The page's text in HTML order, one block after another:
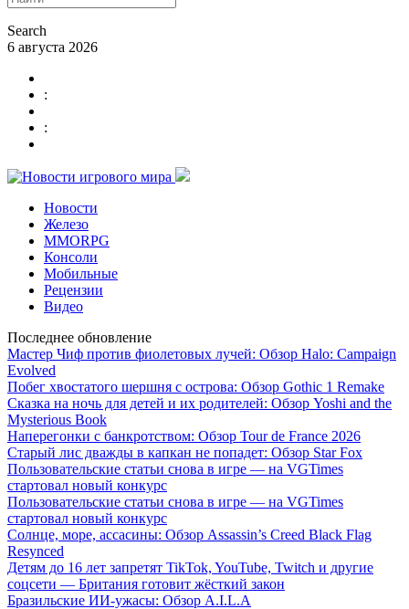
Search
6 августа 2026
:
:
Новости
Железо
MMORPG
Консоли
Мобильные
Рецензии
Видео
Последнее обновление
Мастер Чиф против фиолетовых лучей: Обзор Halo: Campaign
Evolved
Побег хвостатого шершня с острова: Обзор Gothic 1 Remake
Сказка на ночь для детей и их родителей: Обзор Yoshi and the
Mysterious Book
Наперегонки с банкротством: Обзор Tour de France 2026
Старый лис дважды в капкан не попадет: Обзор Star Fox
Пользовательские статьи снова в игре — на VGTimes
стартовал новый конкурс
Пользовательские статьи снова в игре — на VGTimes
стартовал новый конкурс
Солнце, море, ассасины: Обзор Assassin’s Creed Black Flag
Resynced
Детям до 16 лет запретят TikTok, YouTube, Twitch и другие
соцсети — Британия готовит жёсткий закон
Бразильские ИИ-ужасы: Обзор A.I.L.A